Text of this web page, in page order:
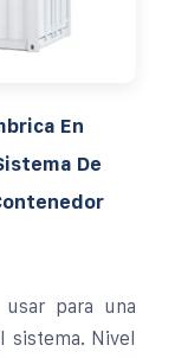
En
De
para una
sistema. Nivel